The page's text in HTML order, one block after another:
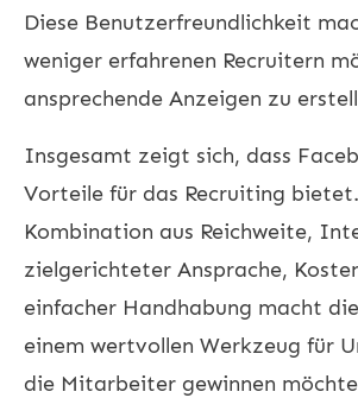
Diese Benutzerfreundlichkeit
weniger erfahrenen Recruitern
ansprechende Anzeigen zu
Insgesamt zeigt sich, dass
Vorteile für das Recruiting
Kombination aus Reichweite,
zielgerichteter Ansprache,
einfacher Handhabung macht
einem wertvollen Werkzeug für
die Mitarbeiter gewinnen